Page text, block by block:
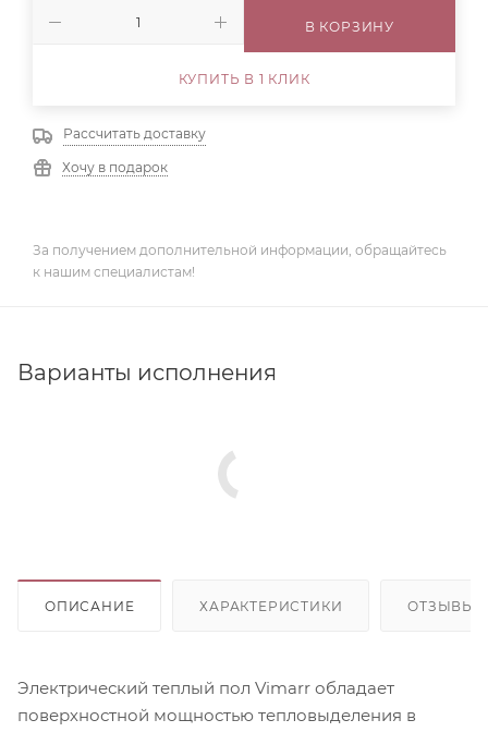
В КОРЗИНУ
КУПИТЬ В 1 КЛИК
Рассчитать доставку
Хочу в подарок
За получением дополнительной информации, обращайтесь
к нашим специалистам!
Варианты исполнения
ОПИСАНИЕ ХАРАКТЕРИСТИКИ ОТЗЫВЫ
Электрический теплый пол Vimarr обладает
поверхностной мощностью тепловыделения в